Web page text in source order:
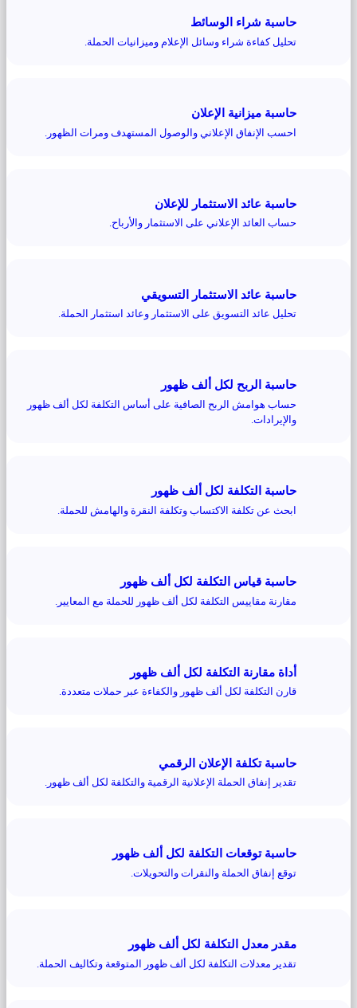
حاسبة شراء الوسائط
تحليل كفاءة شراء وسائل الإعلام وميزانيات الحملة.
حاسبة ميزانية الإعلان
احسب الإنفاق الإعلاني والوصول المستهدف ومرات الظهور.
حاسبة عائد الاستثمار للإعلان
حساب العائد الإعلاني على الاستثمار والأرباح.
حاسبة عائد الاستثمار التسويقي
تحليل عائد التسويق على الاستثمار وعائد استثمار الحملة.
حاسبة الربح لكل ألف ظهور
حساب هوامش الربح الصافية على أساس التكلفة لكل ألف ظهور
والإيرادات.
حاسبة التكلفة لكل ألف ظهور
ابحث عن تكلفة الاكتساب وتكلفة النقرة والهامش للحملة.
حاسبة قياس التكلفة لكل ألف ظهور
مقارنة مقاييس التكلفة لكل ألف ظهور للحملة مع المعايير.
أداة مقارنة التكلفة لكل ألف ظهور
قارن التكلفة لكل ألف ظهور والكفاءة عبر حملات متعددة.
حاسبة تكلفة الإعلان الرقمي
تقدير إنفاق الحملة الإعلانية الرقمية والتكلفة لكل ألف ظهور.
حاسبة توقعات التكلفة لكل ألف ظهور
توقع إنفاق الحملة والنقرات والتحويلات.
مقدر معدل التكلفة لكل ألف ظهور
تقدير معدلات التكلفة لكل ألف ظهور المتوقعة وتكاليف الحملة.